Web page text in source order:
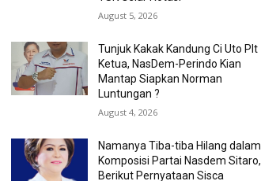
August 5, 2026
Tunjuk Kakak Kandung Ci Uto Plt
Ketua, NasDem-Perindo Kian
Mantap Siapkan Norman
Luntungan ?
August 4, 2026
Namanya Tiba-tiba Hilang dalam
Komposisi Partai Nasdem Sitaro,
Berikut Pernyataan Sisca